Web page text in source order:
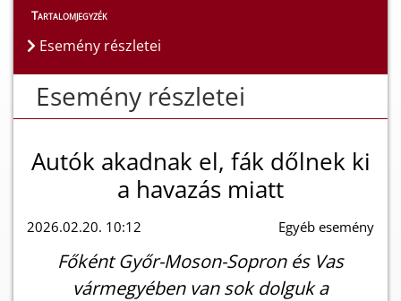
Esemény részletei
Tartalomjegyzék
Esemény részletei
Esemény részletei
Autók akadnak el, fák dőlnek ki
a havazás miatt
2026.02.20. 10:12 Egyéb esemény
Főként Győr-Moson-Sopron és Vas
vármegyében van sok dolguk a